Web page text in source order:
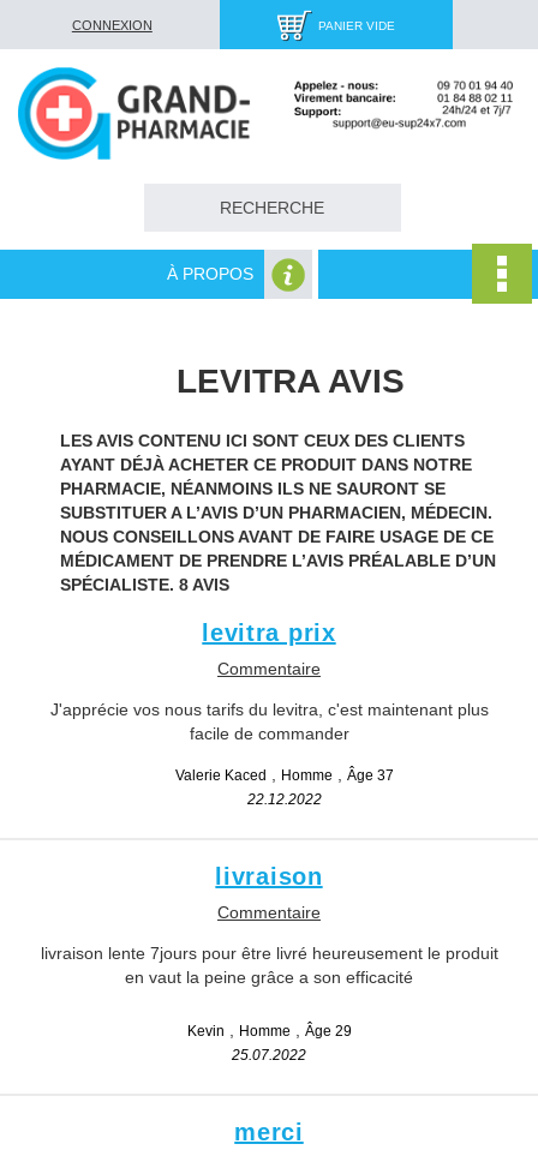
CONNEXION PANIER VIDE
À PROPOS
LEVITRA AVIS
LES AVIS CONTENU ICI SONT CEUX DES CLIENTS
AYANT DÉJÀ ACHETER CE PRODUIT DANS NOTRE
PHARMACIE, NÉANMOINS ILS NE SAURONT SE
SUBSTITUER A L’AVIS D’UN PHARMACIEN, MÉDECIN.
NOUS CONSEILLONS AVANT DE FAIRE USAGE DE CE
MÉDICAMENT DE PRENDRE L’AVIS PRÉALABLE D’UN
SPÉCIALISTE. 8 AVIS
levitra prix
Commentaire
J'apprécie vos nous tarifs du levitra, c'est maintenant plus
facile de commander
Valerie Kaced Homme
Âge 37
22.12.2022
livraison
Commentaire
livraison lente 7jours pour être livré heureusement le produit
en vaut la peine grâce a son efficacité
Kevin Homme
Âge 29
25.07.2022
merci